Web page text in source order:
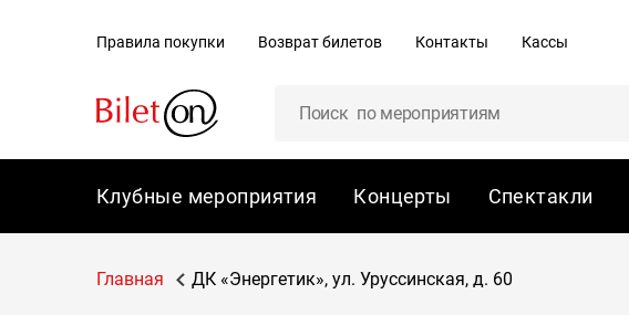
Правила покупки Возврат билетов Контакты Кассы
Клубные мероприятия Концерты Спектакли
Главная ДК «Энергетик», ул. Уруссинская, д. 60